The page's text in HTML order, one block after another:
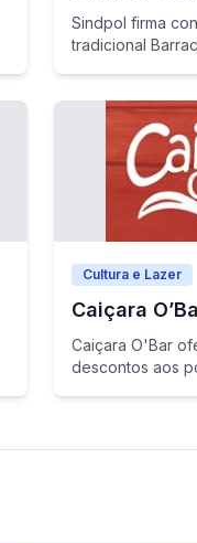
Sindpol firma
tradicional
Cultura e Lazer
Caiçara
Caiçara O'Bar
descontos aos